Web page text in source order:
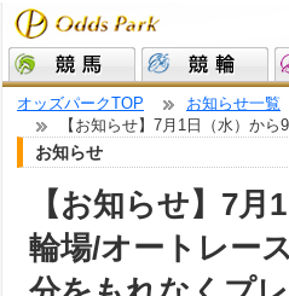
オッズパークTOP
お知らせ一覧
【お知らせ】7月1日（水）か
お知らせ
【お知らせ】7
輪場/オートレー